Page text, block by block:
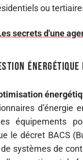
ou
secrets d'une
équipements
le décret BACS
systèmes de